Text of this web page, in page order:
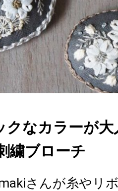
クなカラーが
繍ブローチ
さんが糸やリ